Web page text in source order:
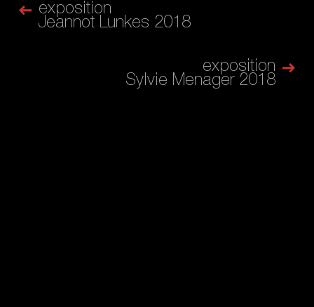
exposition
Jeannot Lunkes 2018
exposition
Sylvie Menager 2018